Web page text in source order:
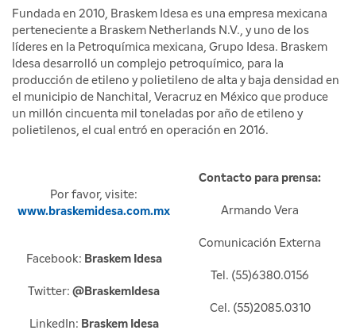
Fundada en 2010, Braskem Idesa es una empresa mexicana
perteneciente a Braskem Netherlands N.V., y uno de los
líderes en la Petroquímica mexicana, Grupo Idesa. Braskem
Idesa desarrolló un complejo petroquímico, para la
producción de etileno y polietileno de alta y baja densidad en
el municipio de Nanchital, Veracruz en México que produce
un millón cincuenta mil toneladas por año de etileno y
polietilenos, el cual entró en operación en 2016.
Por favor, visite:
www.braskemidesa.com.mx
Facebook: Braskem Idesa
Twitter: @BraskemIdesa
LinkedIn: Braskem Idesa
Contacto para prensa:
Armando Vera
Comunicación Externa
Tel. (55)6380.0156
Cel. (55)2085.0310